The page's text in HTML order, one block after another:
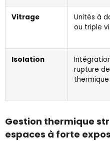
Vitrage
Unités à
ou triple
Isolation
rupture
thermique
Gestion thermique
espaces à forte